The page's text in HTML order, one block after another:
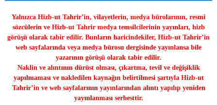
Yalnızca Hizb-ut Tahrir’in, vilayetlerin, medya bürolarının, resmi
sözcülerin ve Hizb-ut Tahrir medya temsilcilerinin yayınları, hizb
görüşü olarak tabir edilir. Bunların haricindekiler, Hizb-ut Tahrir’in
web sayfalarında veya medya bürosu dergisinde yayınlansa bile
yazarının görüşü olarak tabir edilir.
Naklin ve alıntının dürüst olması, çıkartma, tevil ve değişiklik
yapılmaması ve nakledilen kaynağın belirtilmesi şartıyla Hizb-ut
Tahrir’in ve web sayfalarının yayınlarından alıntı yapılıp yeniden
yayınlanması serbesttir.